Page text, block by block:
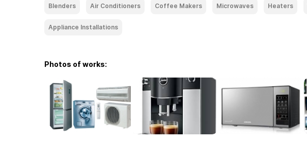
Blenders Air Conditioners Coffee Makers Microwaves Heaters
Appliance Installations
Photos of works: